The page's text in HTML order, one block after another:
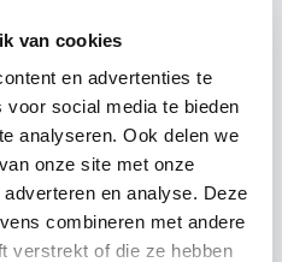
van cookies
en advertenties te
social media te bieden
analyseren. Ook delen we
onze site met onze
en analyse. Deze
combineren met andere
verstrekt of die ze hebben